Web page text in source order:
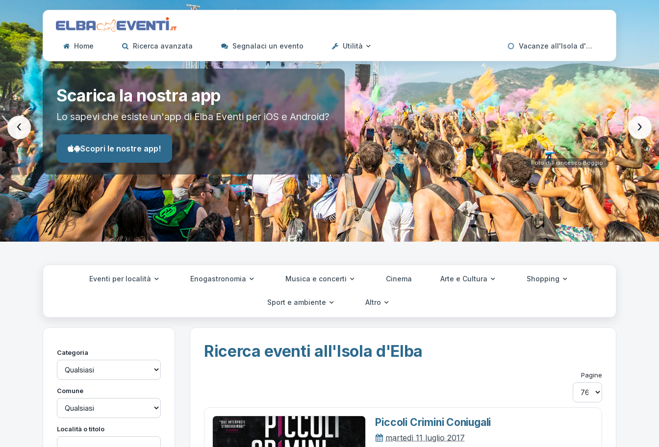
Home Ricerca avanzata Segnalaci un evento Utilità Vacanze all'Isola d'Elba
Scarica la nostra app
Lo sapevi che esiste un'app di Elba Eventi per iOS e Android?
Scopri le nostre app!
Foto di Francesco Boggio
‹ ›
Eventi per località Enogastronomia Musica e concerti Cinema Arte e Cultura Shopping
Sport e ambiente Altro
Categoria
Comune
Località o titolo
Ricerca eventi all'Isola d'Elba
Pagine
Piccoli Crimini Coniugali
martedì 11 luglio 2017